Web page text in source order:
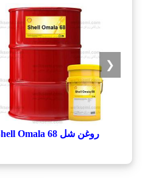
روغن شل Shell Omala 68
❮